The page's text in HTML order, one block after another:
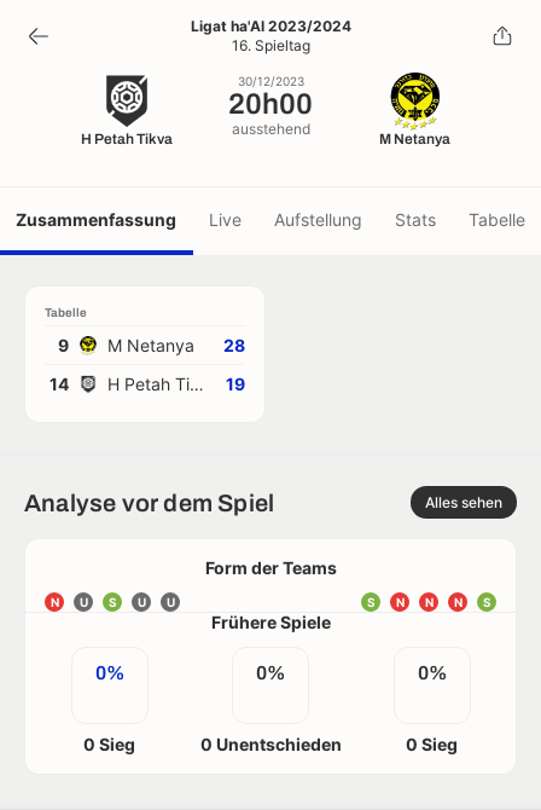
20h00
30/12/2023
Ligat ha'Al 2023/2024
16. Spieltag
H Petah Tikva
30/12/2023
20h00
ausstehend
M Netanya
Zusammenfassung Live Aufstellung Stats Tabelle
Tabelle
9 M Netanya
28
14
H Petah Tikva 19
Analyse vor dem Spiel Alles sehen
Form der Teams
N U S U U S
N
N
N
S
Frühere Spiele
0%
0 Sieg
0%
0 Unentschieden
0%
0 Sieg